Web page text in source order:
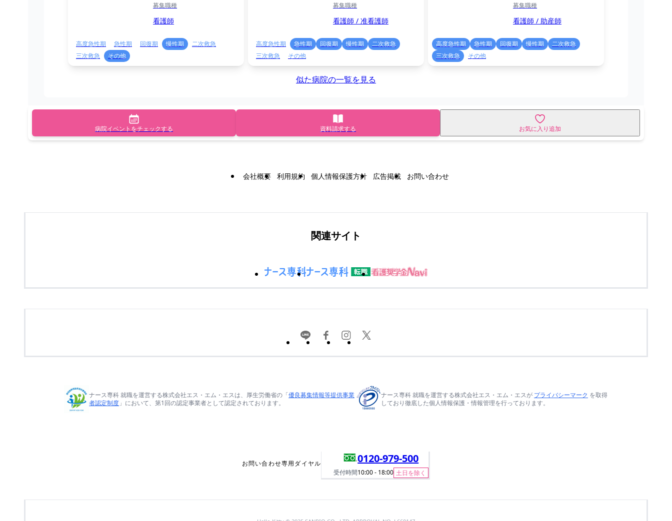
募集職種
看護師
高度急性期 急性期 回復期 慢性期
二次救急
三次救急
その他
募集職種
看護師 / 准看護師
高度急性期 急性期 回復期 慢性期
二次救急
三次救急
その他
募集職種
看護師 / 助産師
高度急性期 急性期 回復期 慢性期
二次救急
三次救急
その他
似た病院の一覧を見る
病院イベントをチェックする 資料請求する お気に入り追加
会社概要 利用規約 個人情報保護方針 広告掲載 お問い合わせ
関連サイト
ナース専科 就職を運営する株式会社エス・エム・エスは、厚生労働省の「優良募集情報等提供事業
者認定制度 」において、第1回の認定事業者として認定されております。
ナース専科 就職を運営する株式会社エス・エム・エスが プライバシーマーク を取得
しており徹底した個人情報保護・情報管理を行っております。
お問い合わせ専用ダイヤル 0120-979-500
受付時間10:00 - 18:00 土日を除く